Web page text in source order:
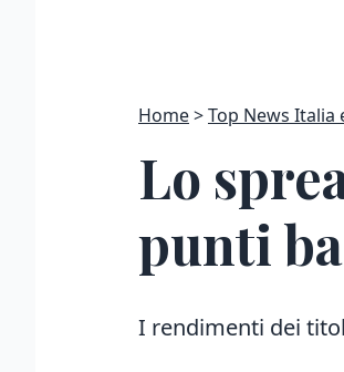
Home Top News Italia
Lo
punti
I rendimenti dei